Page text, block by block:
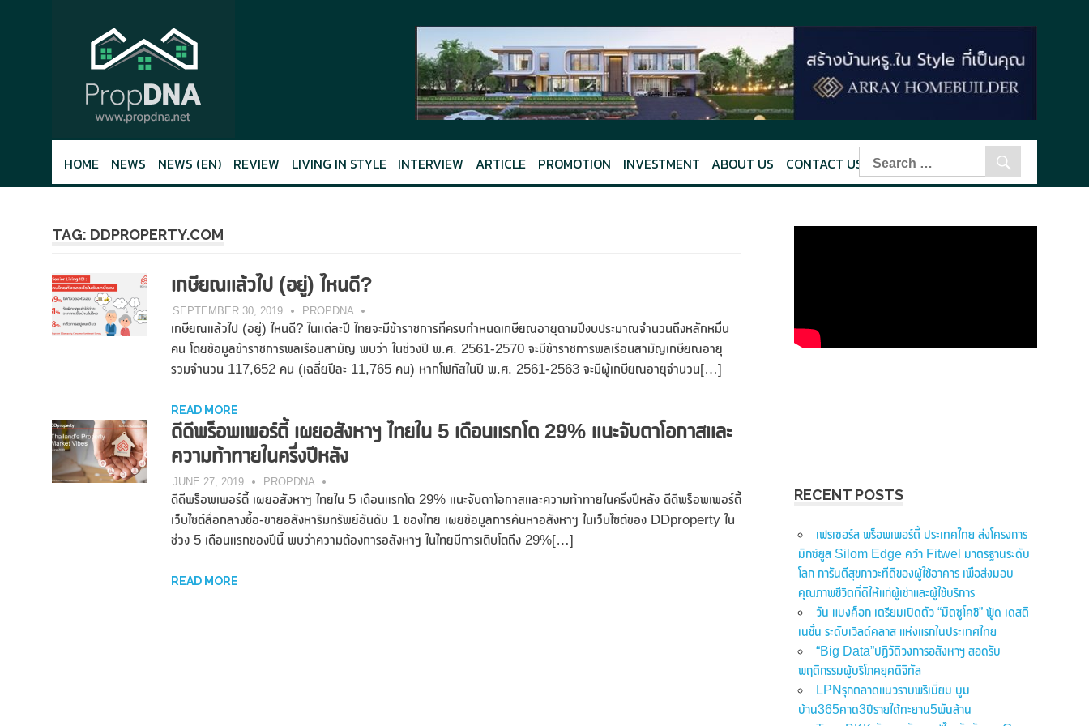
HOME NEWS NEWS (EN) REVIEW LIVING IN STYLE INTERVIEW ARTICLE PROMOTION INVESTMENT ABOUT US CONTACT US
TAG: DDPROPERTY.COM
เกษียณแล้วไป (อยู่) ไหนดี?
SEPTEMBER 30, 2019 PROPDNA
เกษียณแล้วไป (อยู่) ไหนดี? ในแต่ละปี ไทยจะมีข้าราชการที่ครบกำหนดเกษียณอายุตามปีงบประมาณจำนวนถึงหลักหมื่น
คน โดยข้อมูลข้าราชการพลเรือนสามัญ พบว่า ในช่วงปี พ.ศ. 2561-2570 จะมีข้าราชการพลเรือนสามัญเกษียณอายุ
รวมจำนวน 117,652 คน (เฉลี่ยปีละ 11,765 คน) หากโฟกัสในปี พ.ศ. 2561-2563 จะมีผู้เกษียณอายุจำนวน[…]
READ MORE
ดีดีพร็อพเพอร์ตี้ เผยอสังหาฯ ไทยใน 5 เดือนแรกโต 29% แนะจับตาโอกาสและ
ความท้าทายในครึ่งปีหลัง
JUNE 27, 2019 PROPDNA
ดีดีพร็อพเพอร์ตี้ เผยอสังหาฯ ไทยใน 5 เดือนแรกโต 29% แนะจับตาโอกาสและความท้าทายในครึ่งปีหลัง ดีดีพร็อพเพอร์ตี้
เว็บไซต์สื่อกลางซื้อ-ขายอสังหาริมทรัพย์อันดับ 1 ของไทย เผยข้อมูลการค้นหาอสังหาฯ ในเว็บไซต์ของ DDproperty ใน
ช่วง 5 เดือนแรกของปีนี้ พบว่าความต้องการอสังหาฯ ในไทยมีการเติบโตถึง 29%[…]
READ MORE
RECENT POSTS
เฟรเซอร์ส พร็อพเพอร์ตี้ ประเทศไทย ส่งโครงการ
มิกซ์ยูส Silom Edge คว้า Fitwel มาตรฐานระดับ
โลก การันตีสุขภาวะที่ดีของผู้ใช้อาคาร เพื่อส่งมอบ
คุณภาพชีวิตที่ดีให้แก่ผู้เช่าและผู้ใช้บริการ
วัน แบงค็อก เตรียมเปิดตัว “มิตซูโคชิ” ฟู้ด เดสติ
เนชั่น ระดับเวิลด์คลาส แห่งแรกในประเทศไทย
“Big Data”ปฏิวัติวงการอสังหาฯ สอดรับ
พฤติกรรมผู้บริโภคยุคดิจิทัล
LPNรุกตลาดแนวราบพรีเมี่ยม บูม
บ้าน365คาด3ปีรายได้ทะยาน5พันล้าน